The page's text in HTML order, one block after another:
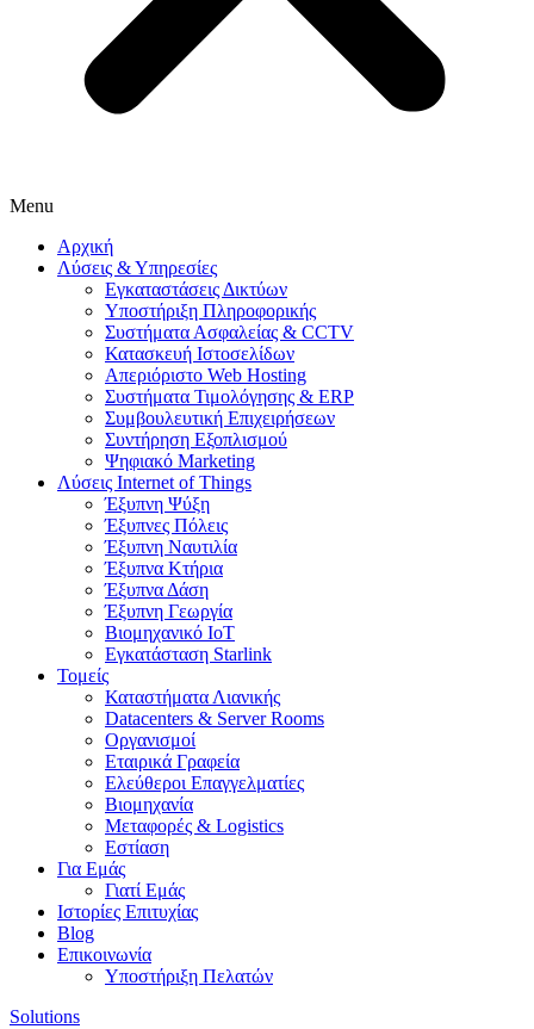
Menu
Αρχική
Λύσεις & Υπηρεσίες
Εγκαταστάσεις Δικτύων
Υποστήριξη Πληροφορικής
Συστήματα Ασφαλείας & CCTV
Κατασκευή Ιστοσελίδων
Απεριόριστο Web Hosting
Συστήματα Τιμολόγησης & ERP
Συμβουλευτική Επιχειρήσεων
Συντήρηση Εξοπλισμού
Ψηφιακό Marketing
Λύσεις Internet of Things
Έξυπνη Ψύξη
Έξυπνες Πόλεις
Έξυπνη Ναυτιλία
Έξυπνα Κτήρια
Έξυπνα Δάση
Έξυπνη Γεωργία
Βιομηχανικό IoT
Εγκατάσταση Starlink
Τομείς
Καταστήματα Λιανικής
Datacenters & Server Rooms
Οργανισμοί
Εταιρικά Γραφεία
Ελεύθεροι Επαγγελματίες
Βιομηχανία
Μεταφορές & Logistics
Εστίαση
Για Εμάς
Γιατί Εμάς
Ιστορίες Επιτυχίας
Blog
Επικοινωνία
Υποστήριξη Πελατών
Solutions